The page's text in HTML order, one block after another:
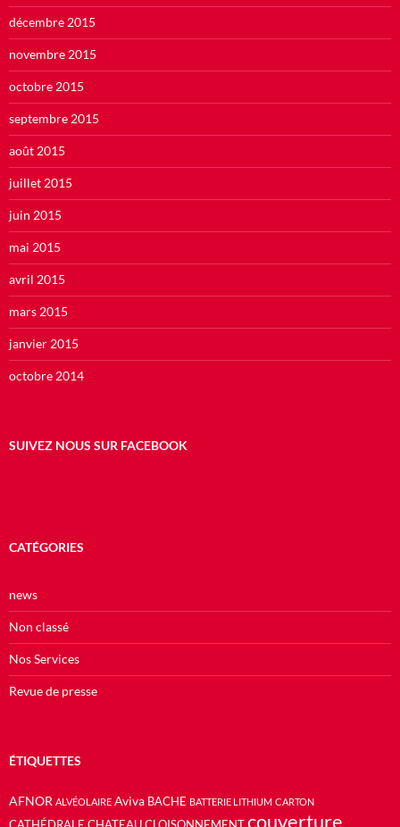
décembre 2015
novembre 2015
octobre 2015
septembre 2015
août 2015
juillet 2015
juin 2015
mai 2015
avril 2015
mars 2015
janvier 2015
octobre 2014
SUIVEZ NOUS SUR FACEBOOK
CATÉGORIES
news
Non classé
Nos Services
Revue de presse
ÉTIQUETTES
AFNOR ALVÉOLAIRE Aviva BACHE BATTERIE LITHIUM CARTON
couverture